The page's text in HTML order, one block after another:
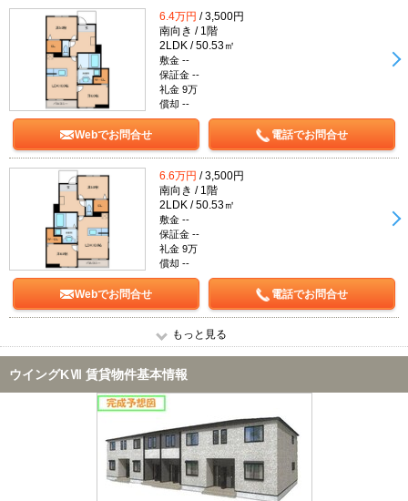
6.4万円 / 3,500円
南向き / 1階
2LDK / 50.53㎡
敷金 --
保証金 --
礼金 9万
償却 --
Webでお問合せ 電話でお問合せ
6.6万円 / 3,500円
南向き / 1階
2LDK / 50.53㎡
敷金 --
保証金 --
礼金 9万
償却 --
Webでお問合せ 電話でお問合せ
もっと見る
ウイングKⅦ 賃貸物件基本情報